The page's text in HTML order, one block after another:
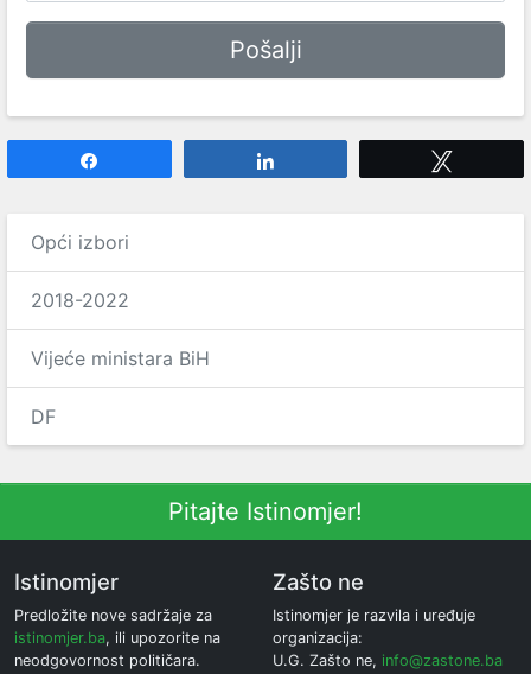
Opći izbori
2018-2022
Vijeće ministara BiH
DF
Pitajte Istinomjer!
Istinomjer
Predložite nove sadržaje za
istinomjer.ba, ili upozorite na
neodgovornost političara.
Zašto ne
Istinomjer je razvila i uređuje
organizacija:
U.G. Zašto ne, info@zastone.ba